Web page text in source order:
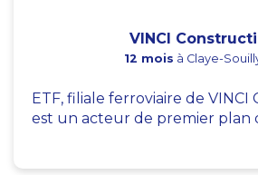
VINCI
12 mois à Claye-
ETF, filiale ferroviaire de VINCI
est un acteur de premier plan